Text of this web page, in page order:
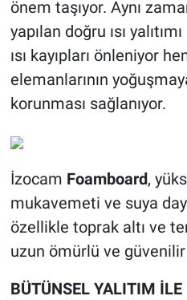
önem taşıyor. Aynı
yapılan doğru ısı
ısı kayıpları önleniyor
elemanlarının
korunması sağlanıyor.
İzocam Foamboard,
mukavemeti ve suya
özellikle toprak altı ve
uzun ömürlü ve
BÜTÜNSEL YALITIM